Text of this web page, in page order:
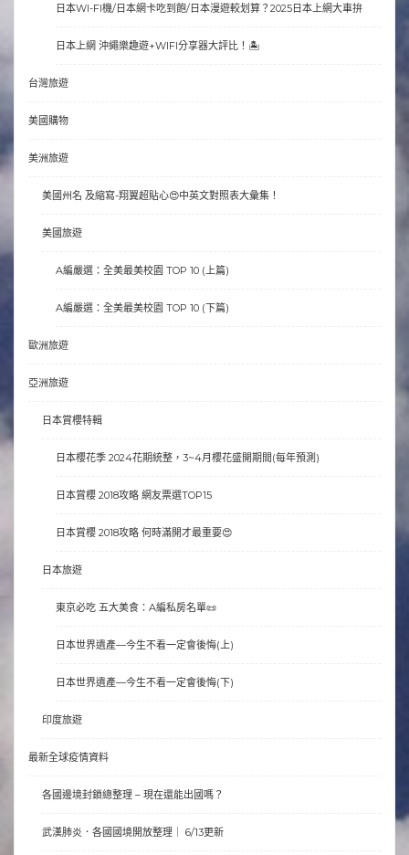
日本WI-FI機/日本網卡吃到飽/日本漫遊較划算？2025日本上網大車拚
日本上網 沖繩樂趣遊+WIFI分享器大評比！🏝
台灣旅遊
美國購物
美洲旅遊
美國州名 及縮寫-翔翼超貼心😍中英文對照表大彙集！
美國旅遊
A編嚴選：全美最美校園 TOP 10 (上篇)
A編嚴選：全美最美校園 TOP 10 (下篇)
歐洲旅遊
亞洲旅遊
日本賞櫻特輯
日本櫻花季 2024花期統整，3~4月櫻花盛開期間(每年預測)
日本賞櫻 2018攻略 網友票選TOP15
日本賞櫻 2018攻略 何時滿開才最重要😍
日本旅遊
東京必吃 五大美食：A編私房名單📜
日本世界遺產—今生不看一定會後悔(上)
日本世界遺產—今生不看一定會後悔(下)
印度旅遊
最新全球疫情資料
各國邊境封鎖總整理 – 現在還能出國嗎？
武漢肺炎．各國國境開放整理｜ 6/13更新